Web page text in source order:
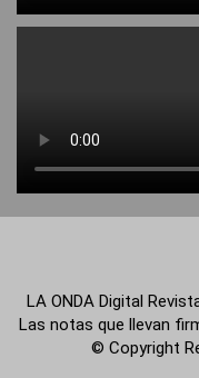
LA ONDA Digital
Las notas que llevan
© Copyright